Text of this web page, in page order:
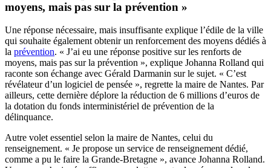
moyens, mais pas sur la prévention »
Une réponse nécessaire, mais insuffisante explique l’édile de la ville
qui souhaite également obtenir un renforcement des moyens dédiés à
la prévention. « J’ai eu une réponse positive sur les renforts de
moyens, mais pas sur la prévention », explique Johanna Rolland qui
raconte son échange avec Gérald Darmanin sur le sujet. « C’est
révélateur d’un logiciel de pensée », regrette la maire de Nantes. Par
ailleurs, cette dernière déplore la réduction de 6 millions d’euros de
la dotation du fonds interministériel de prévention de la
délinquance.
Autre volet essentiel selon la maire de Nantes, celui du
renseignement. « Je propose un service de renseignement dédié,
comme a pu le faire la Grande-Bretagne », avance Johanna Rolland.